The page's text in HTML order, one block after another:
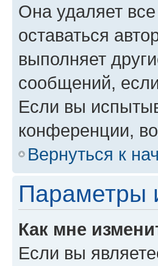
Она удаляет
оставаться
выполняет
сообщений,
Если вы
конференции,
Вернуться к
Параметры
Как мне
Если вы